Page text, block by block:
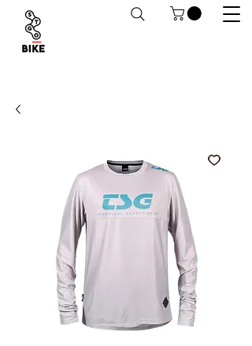
Despachos a todo Chile. Retiro en tiendas